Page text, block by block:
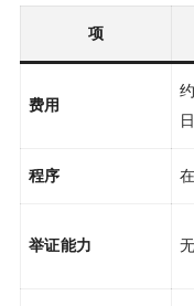
项
费用
程序
举证能力